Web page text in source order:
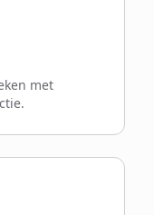
met